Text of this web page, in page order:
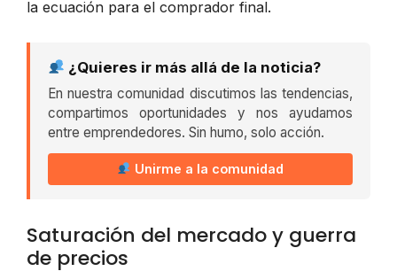
la ecuación para el comprador final.
¿Quieres ir más allá de la noticia?
En nuestra comunidad discutimos las tendencias,
compartimos oportunidades y nos ayudamos
entre emprendedores. Sin humo, solo acción.
Unirme a la comunidad
Saturación del mercado y guerra
de precios